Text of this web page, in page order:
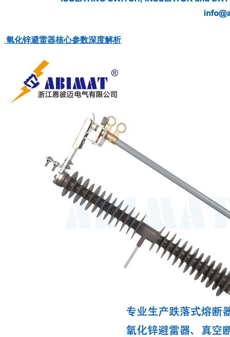
氧化锌避雷器核心参数深度解析